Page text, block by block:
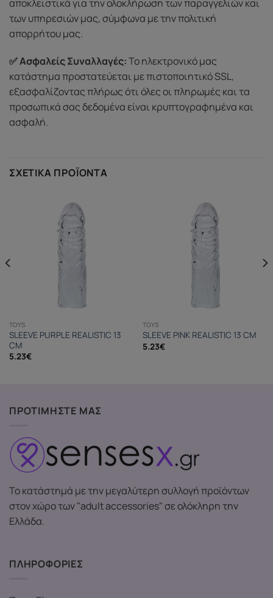
αποκλειστικά για την ολοκλήρωση των παραγγελιών και
των υπηρεσιών μας, σύμφωνα με την πολιτική
απορρήτου μας.
✅ Ασφαλείς Συναλλαγές:Το ηλεκτρονικό μας
κατάστημα προστατεύεται με πιστοποιητικό SSL,
εξασφαλίζοντας πλήρως ότι όλες οι πληρωμές και τα
προσωπικά σας δεδομένα είναι κρυπτογραφημένα και
ασφαλή.
ΣΧΕΤΙΚΆ ΠΡΟΪΌΝΤΑ
TOYS
SLEEVE PURPLE REALISTIC 13
CM
5.23€
TOYS
SLEEVE PINK REALISTIC 13 CM
5.23€
ΠΡΟΤΙΜΗΣΤΕ ΜΑΣ
Το κατάστημά με την μεγαλύτερη συλλογή προϊόντων
στον χώρο των "adult accessories" σε ολόκληρη την
Ελλάδα.
ΠΛΗΡΟΦΟΡΙΕΣ